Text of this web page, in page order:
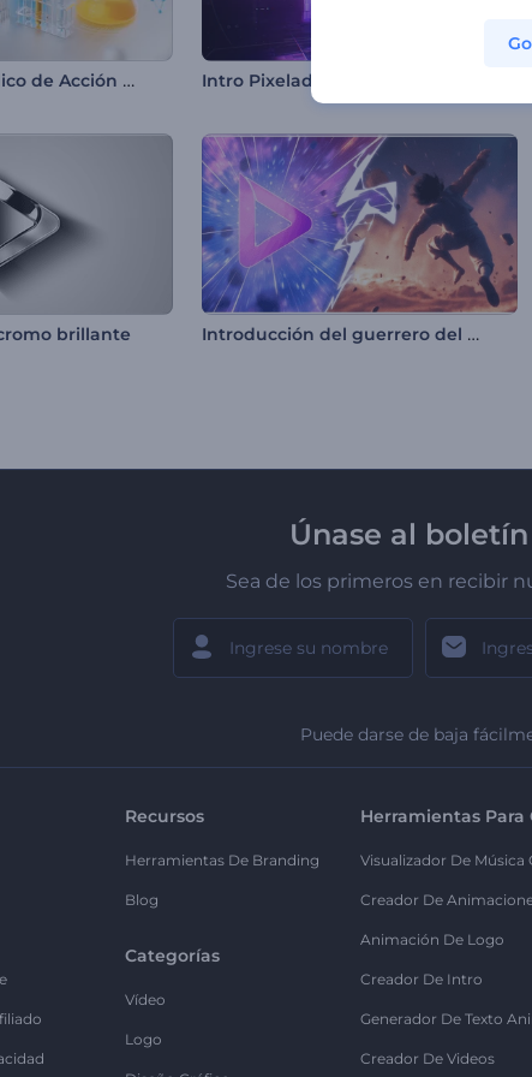
Introductor Médico de Acción Real Intro Pixelada en 3D
brillante Introducción del guerrero del anime
Únase al
Sea de los primeros en recibir
Puede darse de baja
Recursos
Herramientas De Branding
Blog
Categorías
Vídeo
Logo
Herramientas Para
Visualizador De Música
Creador De
Animación De Logo
Creador De Intro
Generador De Texto
Creador De Videos